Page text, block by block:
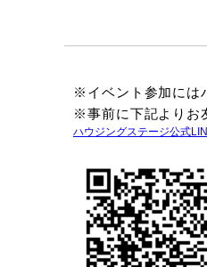
※イベント参加には
※事前に下記よりお
ハウジングステージ公式